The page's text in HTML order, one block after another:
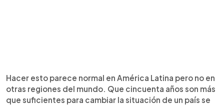
Hacer esto parece normal en América Latina pero no en
otras regiones del mundo. Que cincuenta años son más
que suficientes para cambiar la situación de un país se